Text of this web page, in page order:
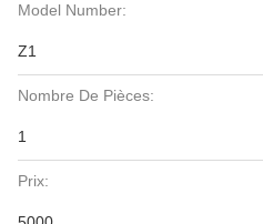
Model Number:
Z1
Nombre De Pièces:
1
Prix: